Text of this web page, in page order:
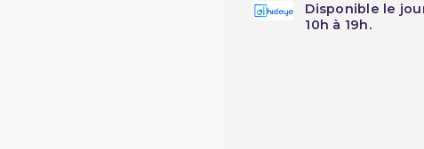
Disponible le
10h à 19h.